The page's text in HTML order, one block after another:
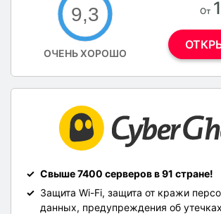
9,3
ОЧЕНЬ ХОРОШО
От
Свыше 7400 серверов в 91 стране!
Защита Wi-Fi, защита от кражи
данных, предупреждения об утечках